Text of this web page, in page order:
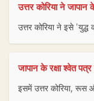
उत्तर कोरिया ने जापान
उत्तर कोरिया ने इसे
जापान के रक्षा श्वेत
इसमें उत्तर कोरिया, रूस